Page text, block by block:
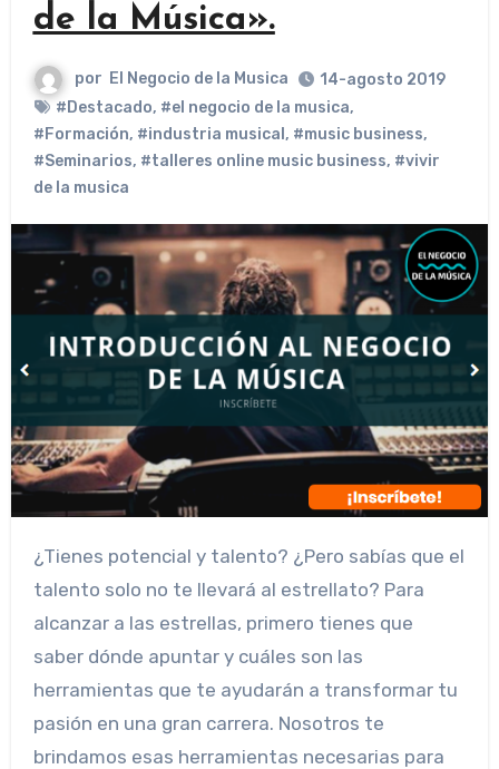
de la Música».
por El Negocio de la Musica
14-agosto 2019
#Destacado, #el negocio de la musica,
#Formación, #industria musical , #music business,
#Seminarios, #talleres online music business, #vivir
de la musica
¿Tienes potencial y talento? ¿Pero sabías que el
talento solo no te llevará al estrellato? Para
alcanzar a las estrellas, primero tienes que
saber dónde apuntar y cuáles son las
herramientas que te ayudarán a transformar tu
pasión en una gran carrera. Nosotros te
brindamos esas herramientas necesarias para